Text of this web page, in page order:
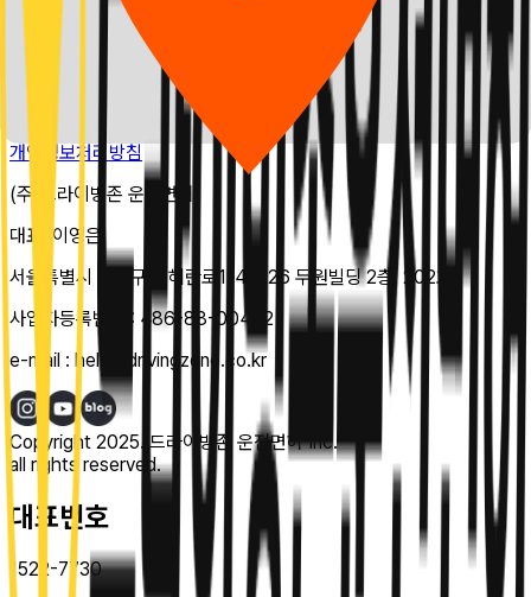
개의 지점 이 검색되었어요.
모두보기
지점 데이터가 없습니다.
개인정보처리방침
(주)드라이빙존 운전면허
대표: 이영은
서울특별시 강남구 테헤란로114길 26 두원빌딩 2층, 202호
사업자등록번호 : 486-88-00482
e-mail : help@drivingzone.co.kr
Copyright 2025. 드라이빙존 운전면허 Inc.
all rights reserved.
대표번호
1522-7730